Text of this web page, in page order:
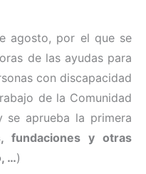
agosto, por el que se
de las ayudas para
con discapacidad
de la Comunidad
se aprueba la primera
fundaciones y otras
…)